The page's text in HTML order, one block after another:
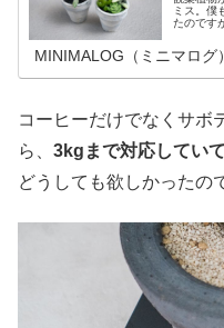
ミス。僕
たのです
水やりテ
MINIMALOG（ミニマログ）
コーヒーだけでなくサボ
ら、 3kgまで対応してい
どうしても欲しかったの